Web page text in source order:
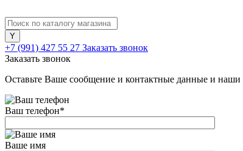
+7 (991) 427 55 27 Заказать звонок
Заказать звонок
Оставьте Ваше сообщение и контактные данные и
Ваш телефон*
Ваше имя